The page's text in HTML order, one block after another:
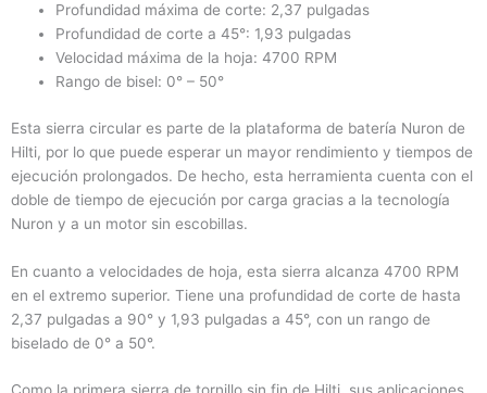
Profundidad máxima de corte: 2,37 pulgadas
Profundidad de corte a 45°: 1,93 pulgadas
Velocidad máxima de la hoja: 4700 RPM
Rango de bisel: 0° – 50°
Esta sierra circular es parte de la plataforma de batería Nuron de
Hilti, por lo que puede esperar un mayor rendimiento y tiempos de
ejecución prolongados. De hecho, esta herramienta cuenta con el
doble de tiempo de ejecución por carga gracias a la tecnología
Nuron y a un motor sin escobillas.
En cuanto a velocidades de hoja, esta sierra alcanza 4700 RPM
en el extremo superior. Tiene una profundidad de corte de hasta
2,37 pulgadas a 90° y 1,93 pulgadas a 45°, con un rango de
biselado de 0° a 50°.